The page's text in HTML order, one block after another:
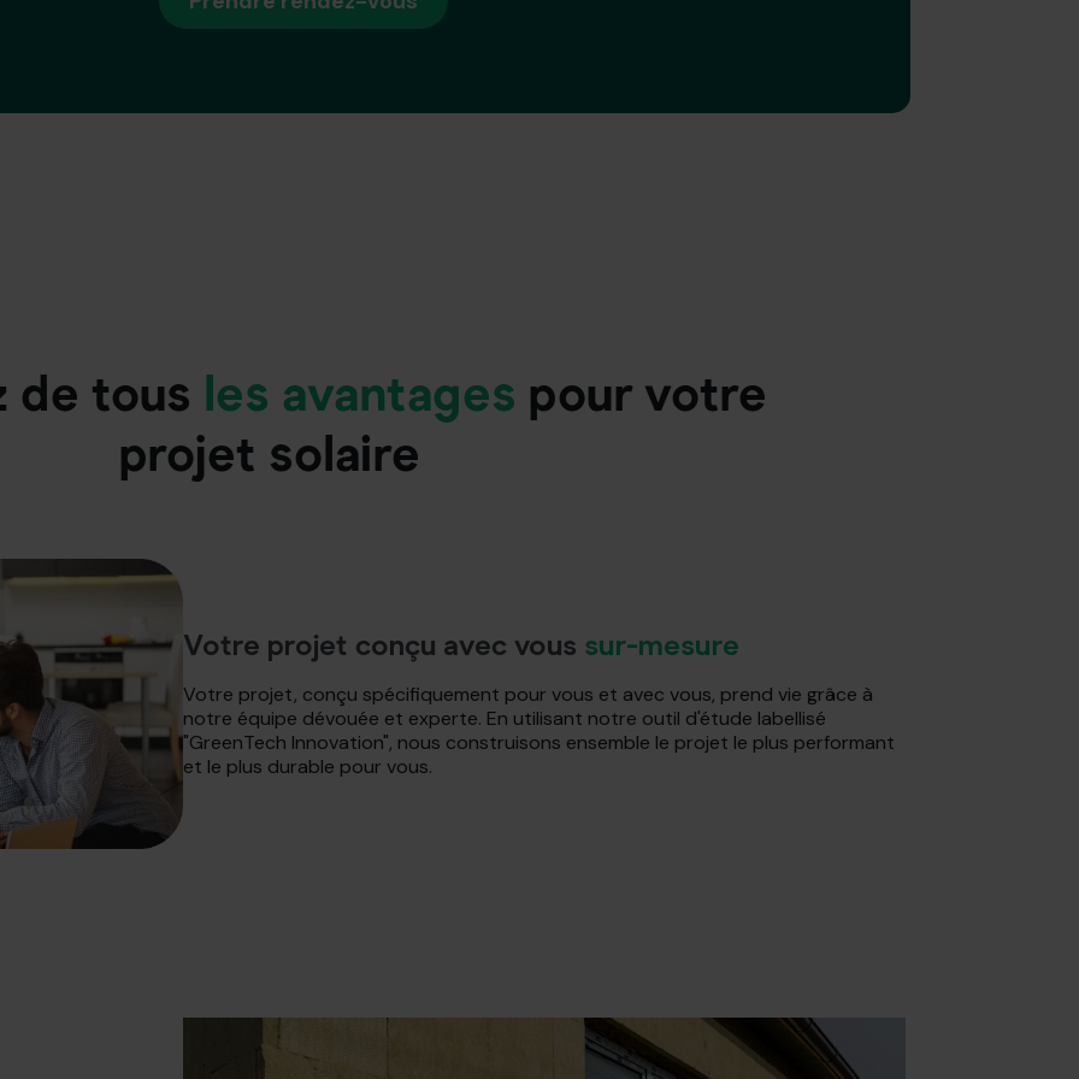
de tous les avantages pour votre
projet solaire
Votre projet conçu avec vous sur-mesure
Votre projet, conçu spécifiquement pour vous et avec vous, prend vie grâce à
notre équipe dévouée et experte. En utilisant notre outil d'étude labellisé
"GreenTech Innovation", nous construisons ensemble le projet le plus performant
et le plus durable pour vous.